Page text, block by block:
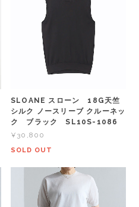
SLOANE スローン 18G天竺
シルク ノースリーブ クルーネッ
ク ブラック SL10S-1086
¥30,800
SOLD OUT